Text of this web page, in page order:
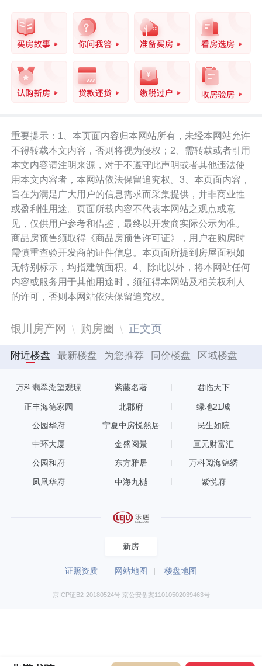
重要提示：1、本页面内容归本网站所有，未经本网站允许
不得转载本文内容，否则将视为侵权；2、需转载或者引用
本文内容请注明来源，对于不遵守此声明或者其他违法使
用本文内容者，本网站依法保留追究权。3、本页面内容，
旨在为满足广大用户的信息需求而采集提供，并非商业性
或盈利性用途。页面所载内容不代表本网站之观点或意
见，仅供用户参考和借鉴，最终以开发商实际公示为准。
商品房预售须取得《商品房预售许可证》，用户在购房时
需慎重查验开发商的证件信息。本页面所提到房屋面积如
无特别标示，均指建筑面积。4、除此以外，将本网站任何
内容或服务用于其他用途时，须征得本网站及相关权利人
的许可，否则本网站依法保留追究权。
银川房产网 购房圈 正文页
附近楼盘 最新楼盘 为您推荐 同价楼盘 区域楼盘
万科翡翠湖望观璟 紫藤名著 君临天下
正丰海德家园 北郡府 绿地21城
公园华府 宁夏中房悦然居 民生如院
中环大厦 金盛阅景 亘元财富汇
公园和府 东方雅居 万科阅海锦绣
凤凰华府 中海九樾 紫悦府
新房
证照资质 网站地图 楼盘地图
京ICP证B2-20180524号 京公安备案11010502039463号